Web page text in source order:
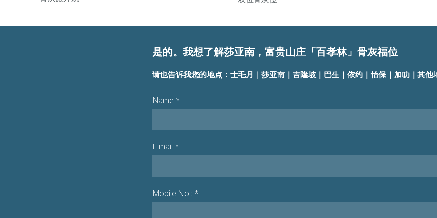
是的。我想了解莎亚南，富贵山庄「百孝林」骨灰福位
请也告诉我您的地点：士毛月｜莎亚南｜吉隆坡｜巴生｜依约｜怡保｜加叻｜其他
Name *
E-mail *
Mobile No.: *